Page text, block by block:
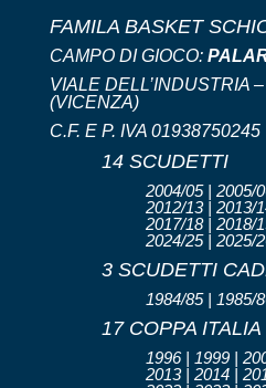
FAMILA BASKET
CAMPO DI GIOCO:
VIALE DELL’INDUSTRIA
(VICENZA)
C.F. E P. IVA 01938750245
14 SCUDETTI
2004/05 | 2005/
2012/13 | 2013/
2017/18 | 2018/
2024/25 | 2025/
3 SCUDETTI
1984/85 | 1985/
17 COPPA ITALIA
1996 | 1999 |
2013 | 2014 |